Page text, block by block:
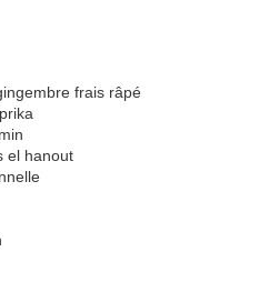
frais râpé
el hanout